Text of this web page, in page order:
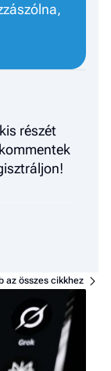
részét
az összes cikkhez